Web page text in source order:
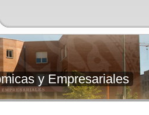
y Empresariales